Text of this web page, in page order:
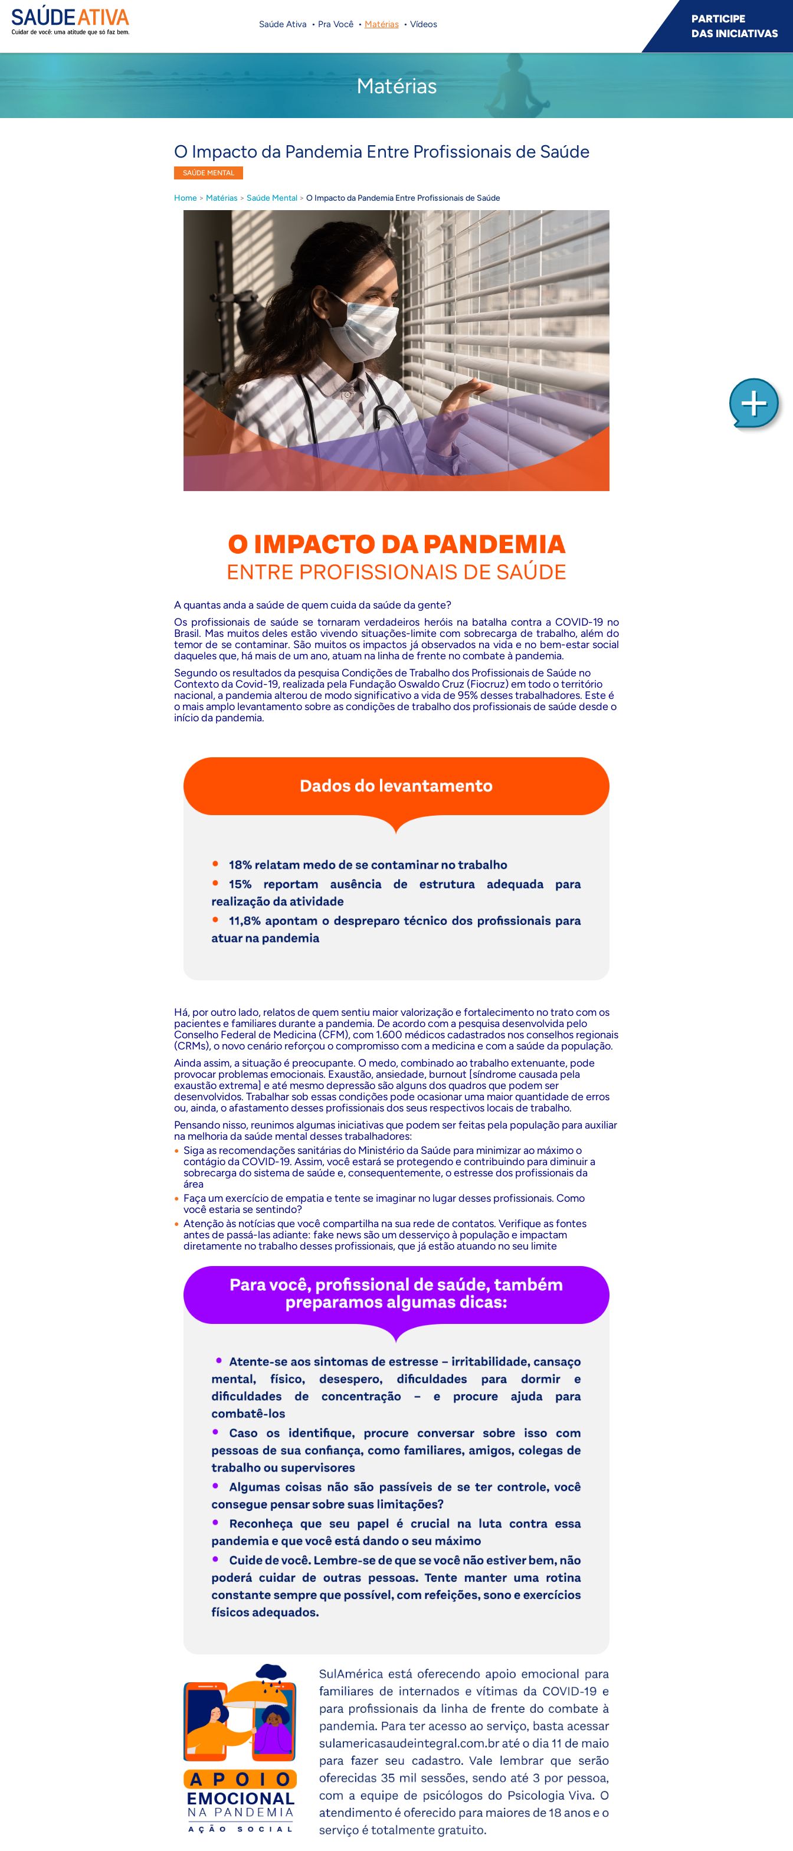
Saúde Ativa Pra Você Matérias Vídeos
PARTICIPE
DAS INICIATIVAS
Matérias
O Impacto da Pandemia Entre Profissionais de Saúde
SAÚDE MENTAL
Home > Matérias > Saúde Mental > O Impacto da Pandemia Entre Profissionais de Saúde
A quantas anda a saúde de quem cuida da saúde da gente?
Os profissionais de saúde se tornaram verdadeiros heróis na batalha contra a COVID-19 no
Brasil. Mas muitos deles estão vivendo situações-limite com sobrecarga de trabalho, além do
temor de se contaminar. São muitos os impactos já observados na vida e no bem-estar social
daqueles que, há mais de um ano, atuam na linha de frente no combate à pandemia.
Segundo os resultados da pesquisaCondições de Trabalho dos Profissionais de Saúde no
Contexto da Covid-19, realizada pela Fundação Oswaldo Cruz (Fiocruz) em todo o território
nacional, a pandemia alterou de modo significativo a vida de 95% desses trabalhadores. Este é
o mais amplo levantamento sobre as condições de trabalho dos profissionais de saúde desde o
início da pandemia.
Há, por outro lado, relatos de quem sentiu maior valorização e fortalecimento no trato com os
pacientes e familiares durante a pandemia. De acordo com a pesquisadesenvolvida pelo
Conselho Federal de Medicina (CFM), com 1.600 médicos cadastrados nos conselhos regionais
(CRMs), o novo cenário reforçou o compromisso com a medicina e com a saúde da população.
Ainda assim, a situação é preocupante. O medo, combinado ao trabalho extenuante, pode
provocar problemas emocionais. Exaustão, ansiedade, burnout [síndrome causada pela
exaustão extrema] e até mesmo depressão são alguns dos quadros que podem ser
desenvolvidos. Trabalhar sob essas condições pode ocasionar uma maior quantidade de erros
ou, ainda, o afastamento desses profissionais dos seus respectivos locais de trabalho.
Pensando nisso, reunimos algumas iniciativas que podem ser feitas pela população para auxiliar
na melhoria da saúde mental desses trabalhadores:
Siga as recomendações sanitárias do Ministério da Saúde para minimizar ao máximo o
contágio da COVID-19. Assim, você estará se protegendo e contribuindo para diminuir a
sobrecarga do sistema de saúde e, consequentemente, o estresse dos profissionais da
área
Faça um exercício de empatia e tente se imaginar no lugar desses profissionais. Como
você estaria se sentindo?
Atenção às notícias que você compartilha na sua rede de contatos. Verifique as fontes
antes de passá-las adiante: fake news são um desserviço à população e impactam
diretamente no trabalho desses profissionais, que já estão atuando no seu limite